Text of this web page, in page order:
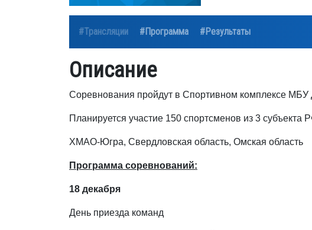
#Трансляции #Программа #Результаты
Описание
Соревнования пройдут в Спортивном комплексе
Планируется участие 150 спортсменов из 3 субъекта
ХМАО-Югра, Свердловская область, Омская область
Программа соревнований:
18 декабря
День приезда команд